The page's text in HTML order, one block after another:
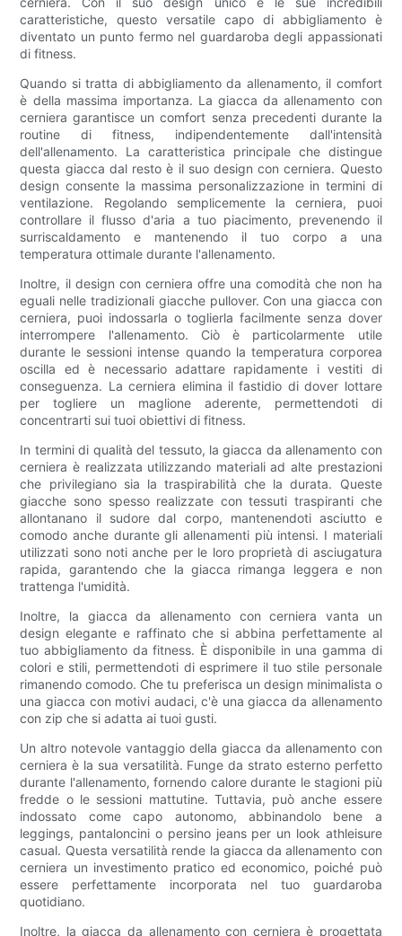
caratteristiche, questo versatile capo di abbigliamento è
diventato un punto fermo nel guardaroba degli appassionati
di fitness.
Quando si tratta di abbigliamento da allenamento, il comfort
è della massima importanza. La giacca da allenamento con
cerniera garantisce un comfort senza precedenti durante la
routine di fitness, indipendentemente dall'intensità
dell'allenamento. La caratteristica principale che distingue
questa giacca dal resto è il suo design con cerniera. Questo
design consente la massima personalizzazione in termini di
ventilazione. Regolando semplicemente la cerniera, puoi
controllare il flusso d'aria a tuo piacimento, prevenendo il
surriscaldamento e mantenendo il tuo corpo a una
temperatura ottimale durante l'allenamento.
Inoltre, il design con cerniera offre una comodità che non ha
eguali nelle tradizionali giacche pullover. Con una giacca con
cerniera, puoi indossarla o toglierla facilmente senza dover
interrompere l'allenamento. Ciò è particolarmente utile
durante le sessioni intense quando la temperatura corporea
oscilla ed è necessario adattare rapidamente i vestiti di
conseguenza. La cerniera elimina il fastidio di dover lottare
per togliere un maglione aderente, permettendoti di
concentrarti sui tuoi obiettivi di fitness.
In termini di qualità del tessuto, la giacca da allenamento con
cerniera è realizzata utilizzando materiali ad alte prestazioni
che privilegiano sia la traspirabilità che la durata. Queste
giacche sono spesso realizzate con tessuti traspiranti che
allontanano il sudore dal corpo, mantenendoti asciutto e
comodo anche durante gli allenamenti più intensi. I materiali
utilizzati sono noti anche per le loro proprietà di asciugatura
rapida, garantendo che la giacca rimanga leggera e non
trattenga l'umidità.
Inoltre, la giacca da allenamento con cerniera vanta un
design elegante e raffinato che si abbina perfettamente al
tuo abbigliamento da fitness. È disponibile in una gamma di
colori e stili, permettendoti di esprimere il tuo stile personale
rimanendo comodo. Che tu preferisca un design minimalista o
una giacca con motivi audaci, c'è una giacca da allenamento
con zip che si adatta ai tuoi gusti.
Un altro notevole vantaggio della giacca da allenamento con
cerniera è la sua versatilità. Funge da strato esterno perfetto
durante l'allenamento, fornendo calore durante le stagioni più
fredde o le sessioni mattutine. Tuttavia, può anche essere
indossato come capo autonomo, abbinandolo bene a
leggings, pantaloncini o persino jeans per un look athleisure
casual. Questa versatilità rende la giacca da allenamento con
cerniera un investimento pratico ed economico, poiché può
essere perfettamente incorporata nel tuo guardaroba
quotidiano.
Inoltre, la giacca da allenamento con cerniera è progettata